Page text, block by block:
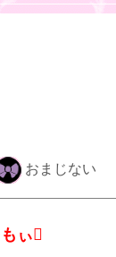
おまじない
ぃ